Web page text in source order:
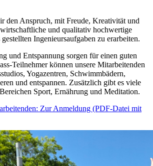
den Anspruch, mit Freude, Kreativität und
und qualitativ hochwertige
Ingenieursaufgaben zu erarbeiten.
und Entspannung sorgen für einen guten
Teilnehmer können unsere Mitarbeitenden
Yogazentren, Schwimmbädern,
und entspannen. Zusätzlich gibt es viele
Sport, Ernährung und Meditation.
Zur Anmeldung (PDF-Datei mit